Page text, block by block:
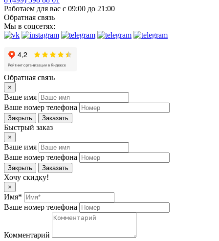
Работаем для вас с 09:00 до 21:00
Обратная связь
Мы в соцсетях:
Обратная связь
×
Ваше имя
Ваше номер телефона
Закрыть Заказать
Быстрый заказ
×
Ваше имя
Ваше номер телефона
Закрыть Заказать
Хочу скидку!
×
Имя*
Ваше номер телефона
Комментарий